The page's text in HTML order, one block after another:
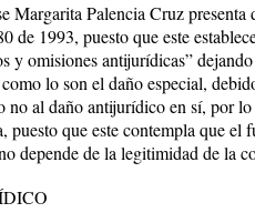
Margarita Palencia Cruz
de 1993, puesto que este
y omisiones antijurídicas”
lo son el daño especial,
no al daño antijurídico en sí, por
que este contempla que el
depende de la legitimidad de la